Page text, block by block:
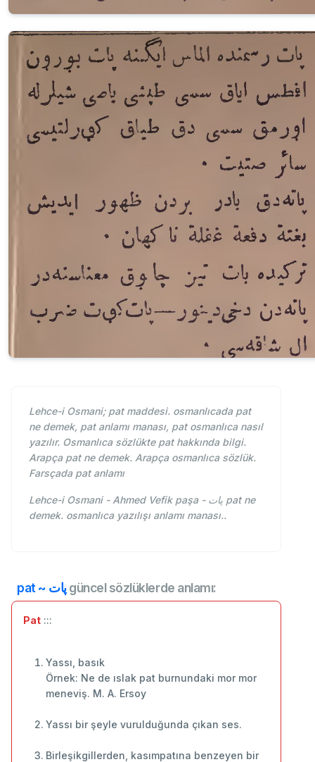
Lehce-i Osmani; pat maddesi. osmanlıcada pat
ne demek, pat anlamı manası, pat osmanlıca nasıl
yazılır. Osmanlıca sözlükte pat hakkında bilgi.
Arapça pat ne demek. Arapça osmanlıca sözlük.
Farsçada pat anlamı
Lehce-i Osmani - Ahmed Vefik paşa - پات pat ne
demek. osmanlıca yazılışı anlamı manası..
pat ~ پاتgüncel sözlüklerde anlamı:
Pat :::
Yassı, basık
Örnek: Ne de ıslak pat burnundaki mor mor
meneviş. M. A. Ersoy
Yassı bir şeyle vurulduğunda çıkan ses.
Birleşikgillerden, kasımpatına benzeyen bir